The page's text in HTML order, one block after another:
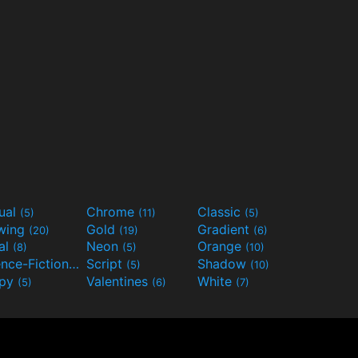
(5) Chrome (11) Classic (5)
(20) Gold (19) Gradient (6)
(8) Neon (5) Orange (10)
Science-Fiction(9) Script (5) Shadow (10)
(5) Valentines (6) White (7)